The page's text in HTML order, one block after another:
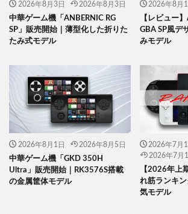
2026年8月3日 2026年8月3日
中華ゲーム機「ANBERNIC RG
SP」販売開始｜薄型化した折りた
たみ式モデル
2026年8月1
【レビュー】
GBA SP風デ
みモデル
2026年8月1日 2026年8月5日
中華ゲーム機「GKD 350H
Ultra」販売開始｜RK3576S搭載
の金属筐体モデル
2026年7月
2026年7月
【2026年上
れ筋ランキ
気モデル